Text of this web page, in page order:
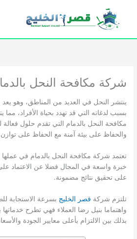
المحتوى
شركة مكافحة النحل
ينتشر النحل في العديد من المناطق، وهو
بسبب لدغاته التي قد تهدد بحياة الأفراد،
مكافحة النحل بالدمام التي تقدم حلول
والحفاظ على بيئة آمنة مع الحفاظ على توازن
تعتمد شركة مكافحة النحل بالدمام في
خبرة واسعة في المجال فضلا عن الاعتماد
على تحقيق نتائج مضمونة.
تلتزم شركة قصر الخليج بسرعة الاستجابة
واهتماما بنيل رضا العملاء فهي تطرح خدماتها
بذلك بين الالتزام بأعلى معايير الجودة